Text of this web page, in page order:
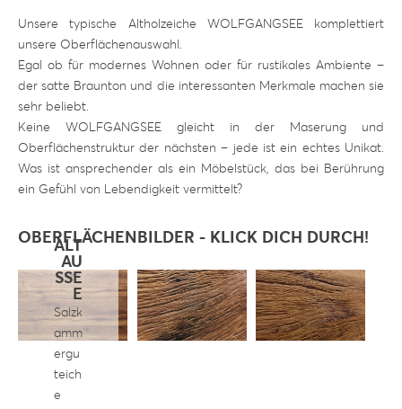
Unsere typische Altholzeiche WOLFGANGSEE komplettiert
unsere Oberflächenauswahl.
Egal ob für modernes Wohnen oder für rustikales Ambiente –
der satte Braunton und die interessanten Merkmale machen sie
sehr beliebt.
Keine WOLFGANGSEE gleicht in der Maserung und
Oberflächenstruktur der nächsten – jede ist ein echtes Unikat.
Was ist ansprechender als ein Möbelstück, das bei Berührung
ein Gefühl von Lebendigkeit vermittelt?
OBERFLÄCHENBILDER - KLICK DICH DURCH!
ALT
AU
SSE
E
Salzk
amm
ergu
teich
e